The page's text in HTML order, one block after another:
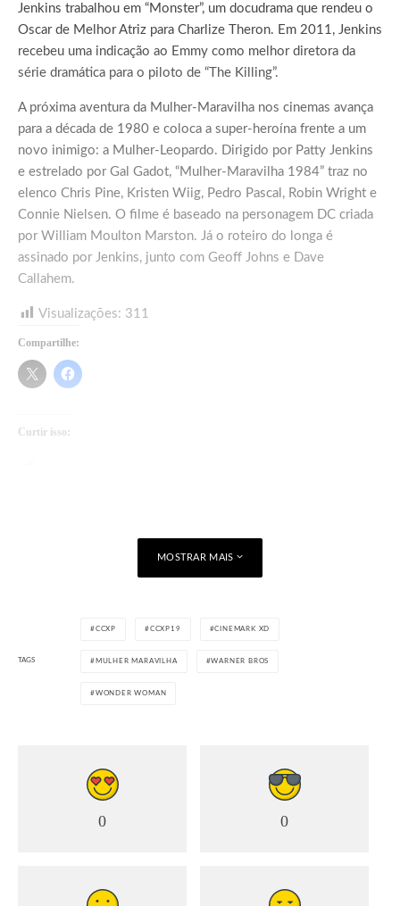
Jenkins trabalhou em “Monster”, um docudrama que rendeu o
Oscar de Melhor Atriz para Charlize Theron. Em 2011, Jenkins
recebeu uma indicação ao Emmy como melhor diretora da
série dramática para o piloto de “The Killing”.
A próxima aventura da Mulher-Maravilha nos cinemas avança
para a década de 1980 e coloca a super-heroína frente a um
novo inimigo: a Mulher-Leopardo. Dirigido por Patty Jenkins
e estrelado por Gal Gadot, “Mulher-Maravilha 1984” traz no
elenco Chris Pine, Kristen Wiig, Pedro Pascal, Robin Wright e
Connie Nielsen. O filme é baseado na personagem DC criada
por William Moulton Marston. Já o roteiro do longa é
assinado por Jenkins, junto com Geoff Johns e Dave
Callahem.
Visualizações: 311
Compartilhe:
Curtir isso:
MOSTRAR MAIS
TAGS
CCXP CCXP19 CINEMARK XD
MULHER MARAVILHA WARNER BROS
WONDER WOMAN
0 0